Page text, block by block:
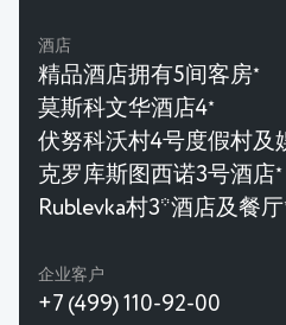
酒店
精品酒店拥有5间客房★
莫斯科文华酒店4★
伏努科沃村4号度假村及
克罗库斯图西诺3号酒店 ★
Rublevka村3*酒店及餐厅
企业客户
+7 (499) 110-92-00